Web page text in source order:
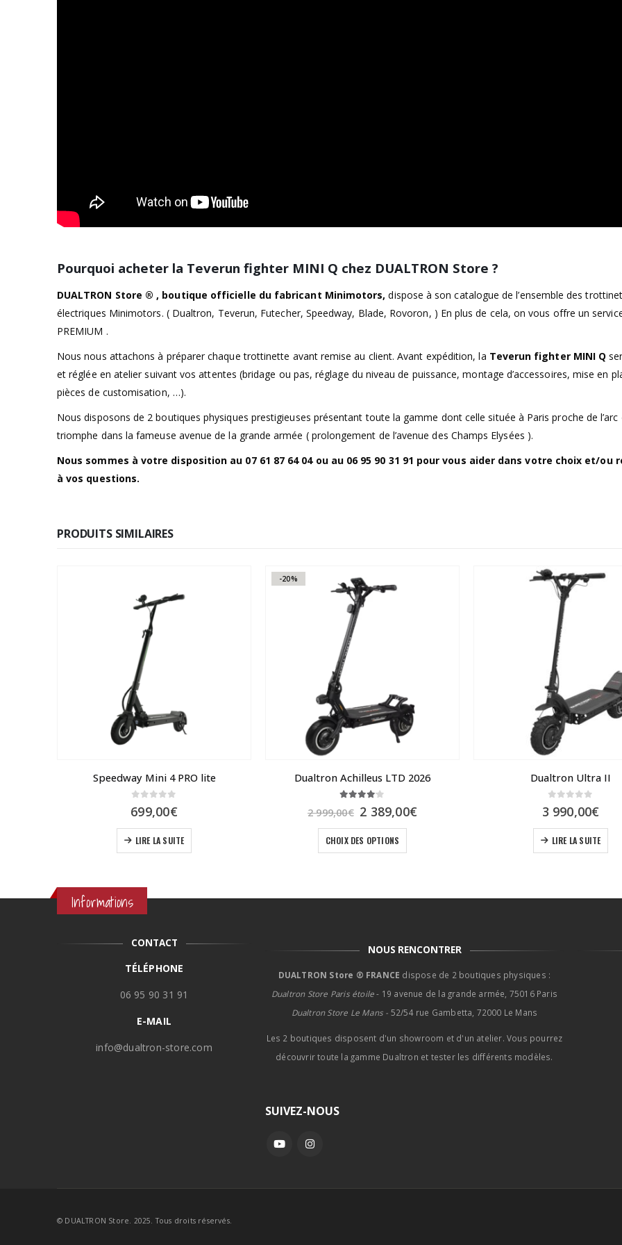
Pourquoi acheter la Teverun fighter MINI Q chez DUALTRON Store ?
DUALTRON Store ® , boutique officielle du fabricant Minimotors, dispose à son catalogue de l’ensemble des
électriques Minimotors. ( Dualtron, Teverun, Futecher, Speedway, Blade, Rovoron, ) En plus de cela, on vous offre un
PREMIUM .
Nous nous attachons à préparer chaque trottinette avant remise au client. Avant expédition, la Teverun fighter MINI Q
et réglée en atelier suivant vos attentes (bridage ou pas, réglage du niveau de puissance, montage d’accessoires, mise en
pièces de customisation, …).
Nous disposons de 2 boutiques physiques prestigieuses présentant toute la gamme dont celle située à Paris proche de l’arc
triomphe dans la fameuse avenue de la grande armée ( prolongement de l’avenue des Champs Elysées ).
Nous sommes à votre disposition au 07 61 87 64 04 ou au 06 95 90 31 91 pour vous aider dans votre choix et/ou
à vos questions.
PRODUITS SIMILAIRES
699,00€
Speedway Mini 4 PRO lite
699,00€
LIRE LA SUITE
-20%
Dualtron Achilleus LTD 2026
2 999,00€ Le
initial
était :
2 389,00€Le
CHOIX DES OPTIONS
Ce produit a plusieurs variations. Les options peuvent être choisies sur la page du produit
Dualtron Ultra II
3 990,00€
LIRE LA SUITE
Informations
CONTACT
TÉLÉPHONE
06 95 90 31 91
E-MAIL
info@dualtron-store.com
NOUS RENCONTRER
DUALTRON Store ® FRANCE dispose de 2 boutiques physiques :
Dualtron Store Paris étoile- 19 avenue de la grande armée, 75016 Paris
Dualtron Store Le Mans - 52/54 rue Gambetta, 72000 Le Mans
Les 2 boutiques disposent d'un showroom et d'un atelier. Vous pourrez
découvrir toute la gamme Dualtron et tester les différents modèles.
SUIVEZ-NOUS
© DUALTRON Store. 2025. Tous droits réservés.